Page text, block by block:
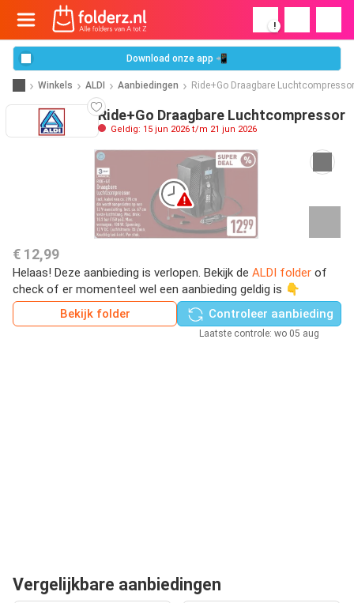
!
Download onze app 📲
Winkels ALDI Aanbiedingen Ride+Go Draagbare Luchtcompressor
Ride+Go Draagbare Luchtcompressor
Geldig: 15 jun 2026 t/m 21 jun 2026
€ 12,99
Helaas! Deze aanbieding is verlopen. Bekijk de ALDI folder of
check of er momenteel wel een aanbieding geldig is 👇
Bekijk folder
Controleer aanbieding
Laatste controle: wo 05 aug
Vergelijkbare aanbiedingen